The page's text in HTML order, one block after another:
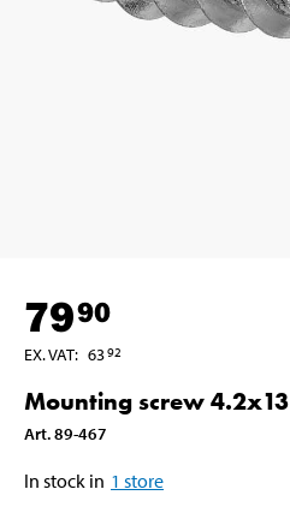
7990
EX. VAT: 6392
Mounting screw 4.2x13
Art.89-467
In stock in 1 store